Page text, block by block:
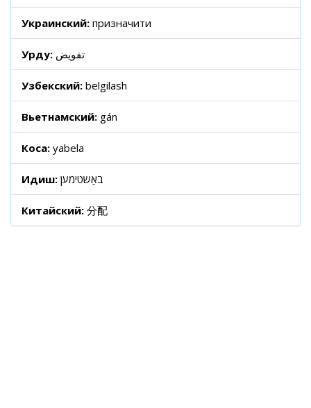
Украинский: призначити
Урду: تفویض
Узбекский: belgilash
Вьетнамский: gán
Коса: yabela
Идиш: באַשטימען
Китайский: 分配